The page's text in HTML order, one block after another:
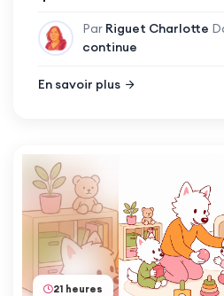
Par Riguet Charlotte
continue
En savoir plus
21 heures